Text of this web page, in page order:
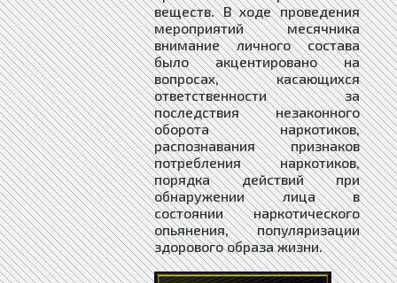
веществ. В ходе проведения
мероприятий месячника
внимание личного состава
было акцентировано на
вопросах, касающихся
ответственности за
последствия незаконного
оборота наркотиков,
распознавания признаков
потребления наркотиков,
порядка действий при
обнаружении лица в
состоянии наркотического
опьянения, популяризации
здорового образа жизни.